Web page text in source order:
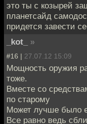
это ты с козырей
планетсайд
придется завести
_kot_
»
#16 | 27.07.12 15:09
Мощность оружия
тоже.
Вместе со
по старому
Может лучше было
Все равно ведь